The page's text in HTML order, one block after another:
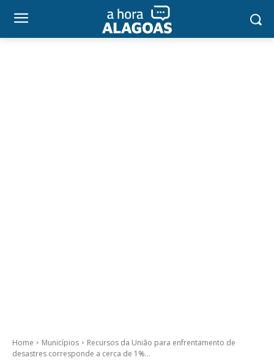
Home Municípios
Recursos da União para enfrentamento de
desastres corresponde a cerca de 1%...